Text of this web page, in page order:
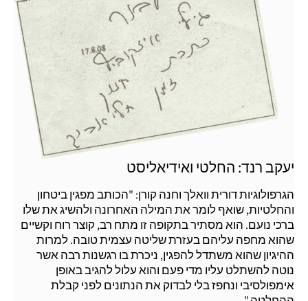
יעקב רנד: החלטי ואידיאליסט
הגרפולוגיות דורית וואלך וחנה קורן: "הכותב מפגין ביטחון
והחלטיות, שואף לומר את המילה האחרונה ולהשיג את שלו
ברכי נועם. הוא מסתיר בתקופה זו מתח רב, קוצר רוח וקשיים
שהוא מחפה עליהם בעזרת שליטה עצמית טובה. למרות
ההיגיון שהוא משתדל להפגין, ניכרת בו רגשנות רבה אשר
נוטה להשתלט עליו מדי פעם והוא עלול להגיב באופן
אימפולסיבי ונחפז בלי לבדוק את הנתונים לפני קבלת